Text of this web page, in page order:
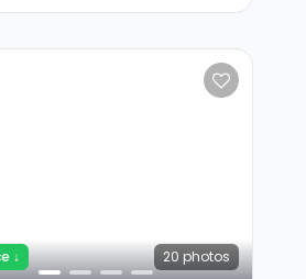
20 photos
↓